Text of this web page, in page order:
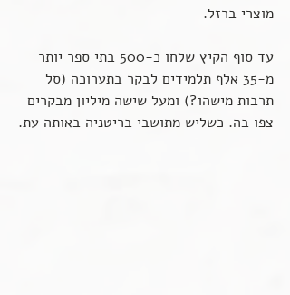
מוצרי ברזל.
עד סוף הקיץ שלחו כ-500 בתי ספר יותר
מ-35 אלף תלמידים לבקר בתערוכה (סל
תרבות מישהו?) ומעל שישה מיליון מבקרים
צפו בה. כשליש מתושבי בריטניה באותה עת.